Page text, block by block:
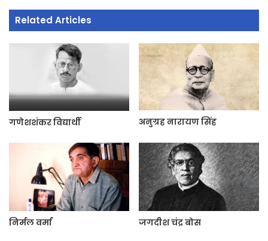
Related Articles
गणेशशंकर विद्यार्थी अनुग्रह नारायण सिंह
निर्मल वर्मा जगदीश चंद्र बोस